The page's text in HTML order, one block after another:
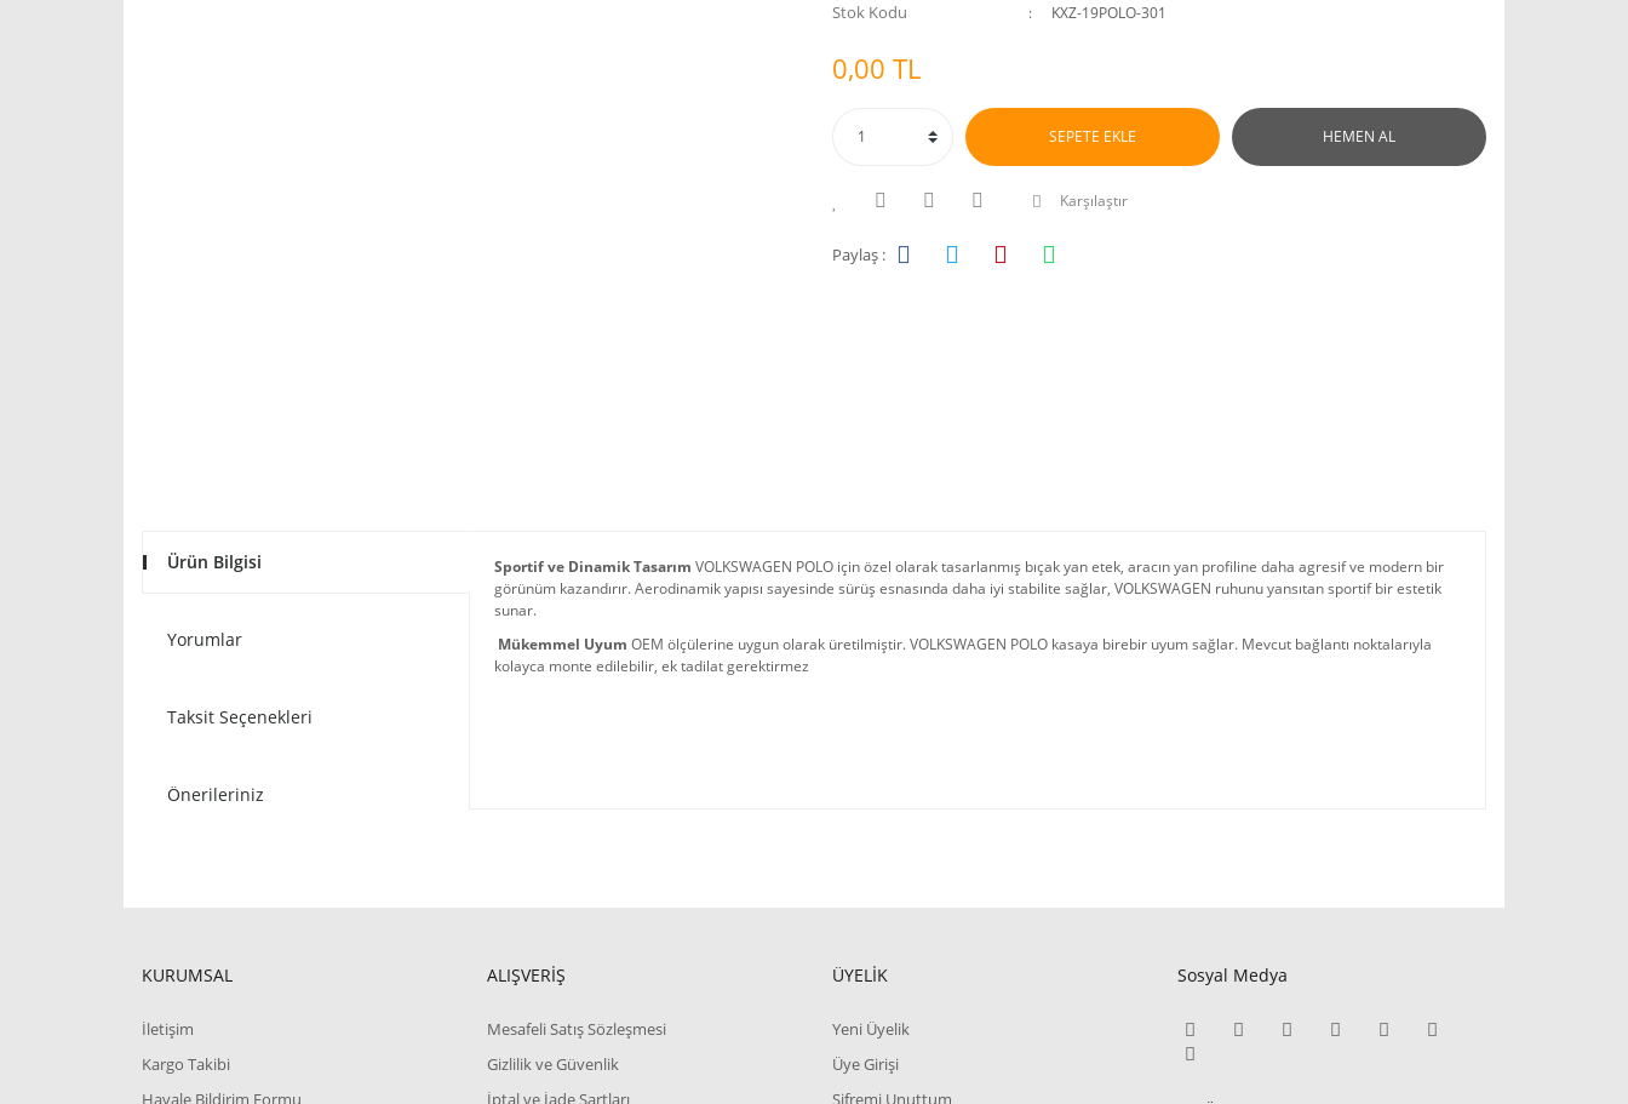
Stok Kodu KXZ-19POLO-301
0,00 TL
SEPETE EKLE HEMEN AL
Karşılaştır
Paylaş :
Ürün Bilgisi
Yorumlar
Taksit Seçenekleri
Önerileriniz
Sportif ve Dinamik Tasarım VOLKSWAGEN POLO için özel olarak tasarlanmış bıçak yan etek, aracın yan profiline daha agresif ve modern bir
görünüm kazandırır. Aerodinamik yapısı sayesinde sürüş esnasında daha iyi stabilite sağlar, VOLKSWAGEN ruhunu yansıtan sportif bir estetik
sunar.
Mükemmel Uyum OEM ölçülerine uygun olarak üretilmiştir. VOLKSWAGEN POLO kasaya birebir uyum sağlar. Mevcut bağlantı noktalarıyla
kolayca monte edilebilir, ek tadilat gerektirmez
KURUMSAL
İletişim
Kargo Takibi
Havale Bildirim Formu
ALIŞVERİŞ
Mesafeli Satış Sözleşmesi
Gizlilik ve Güvenlik
İptal ve İade Şartları
ÜYELİK
Yeni Üyelik
Üye Girişi
Şifremi Unuttum
Sosyal Medya